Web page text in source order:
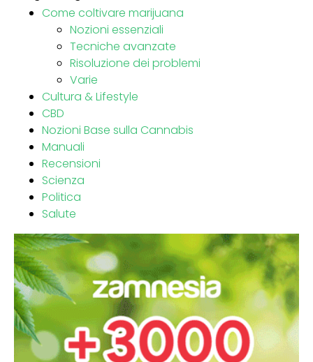
Come coltivare marijuana
Nozioni essenziali
Tecniche avanzate
Risoluzione dei problemi
Varie
Cultura & Lifestyle
CBD
Nozioni Base sulla Cannabis
Manuali
Recensioni
Scienza
Politica
Salute